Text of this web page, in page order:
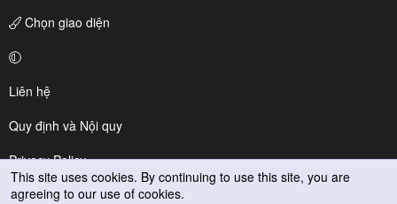
Chọn giao diện
Liên hệ
Quy định và Nội quy
Privacy Policy
Trợ giúp
This site uses cookies. By continuing to use this site, you are
agreeing to our use of cookies.